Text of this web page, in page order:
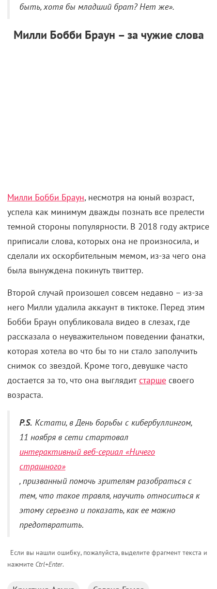
быть, хотя бы младший брат? Нет же».
Милли Бобби Браун – за чужие слова
Милли Бобби Браун, несмотря на юный возраст,
успела как минимум дважды познать все прелести
темной стороны популярности. В 2018 году актрисе
приписали слова, которых она не произносила, и
сделали их оскорбительным мемом, из-за чего она
была вынуждена покинуть твиттер.
Второй случай произошел совсем недавно – из-за
него Милли удалила аккаунт в тиктоке. Перед этим
Бобби Браун опубликовала видео в слезах, где
рассказала о неуважительном поведении фанатки,
которая хотела во что бы то ни стало заполучить
снимок со звездой. Кроме того, девушке часто
достается за то, что она выглядитстарше своего
возраста.
P.S. Кстати, в День борьбы с кибербуллингом,
11 ноября в сети стартовал
интерактивный веб-сериал «Ничего
страшного»
, призванный помочь зрителям разобраться с
тем, что такое травля, научить относиться к
этому серьезно и показать, как ее можно
предотвратить.
Если вы нашли ошибку, пожалуйста, выделите фрагмент текста и
нажмите Ctrl+Enter.